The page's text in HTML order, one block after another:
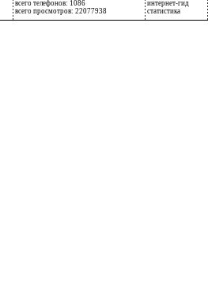
всего телефонов: 1086
всего просмотров: 22077938
интернет-гид
статистика